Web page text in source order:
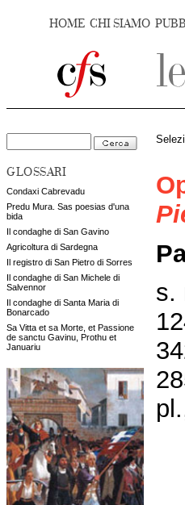
HOME CHI SIAMO
GLOSSARI
Condaxi Cabrevadu
Predu Mura. Sas poesias d'una
bida
Il condaghe di San Gavino
Agricoltura di Sardegna
Il registro di San Pietro di Sorres
Il condaghe di San Michele di
Salvennor
Il condaghe di Santa Maria di
Bonarcado
Sa Vitta et sa Morte, et Passione
de sanctu Gavinu, Prothu et
Januariu
s.